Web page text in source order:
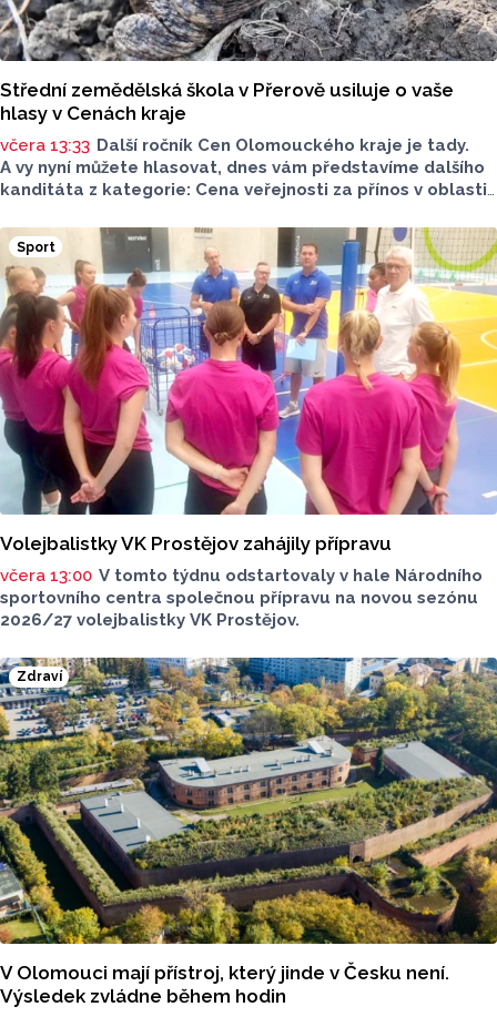
Střední zemědělská škola v Přerově usiluje o vaše
hlasy v Cenách kraje
včera 13:33 Další ročník Cen Olomouckého kraje je tady.
A vy nyní můžete hlasovat, dnes vám představíme dalšího
kanditáta z kategorie: Cena veřejnosti za přínos v oblasti
v Přerově, která má nominaci v kategorii: Významný počin
v ochraně životního prostředí - právnická osoba.
Sport
Volejbalistky VK Prostějov zahájily přípravu
včera 13:00 V tomto týdnu odstartovaly v hale Národního
sportovního centra společnou přípravu na novou sezónu
2026/27 volejbalistky VK Prostějov.
Zdraví
V Olomouci mají přístroj, který jinde v Česku není.
Výsledek zvládne během hodin